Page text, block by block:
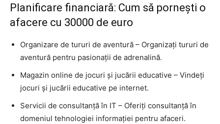
Planificare financiară: Cum să pornești o
afacere cu 30000 de euro
Organizare de tururi de aventură – Organizați tururi de
aventură pentru pasionații de adrenalină.
Magazin online de jocuri și jucării educative – Vindeți
jocuri și jucării educative pe internet.
Servicii de consultanță în IT – Oferiți consultanță în
domeniul tehnologiei informației pentru afaceri.